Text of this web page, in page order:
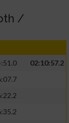
/
02:10:57.2